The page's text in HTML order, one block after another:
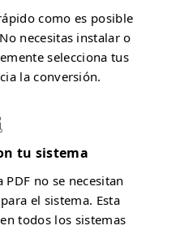
como es posible
necesitas instalar o
selecciona tus
la conversión.
tu sistema
PDF no se necesitan
el sistema. Esta
todos los sistemas